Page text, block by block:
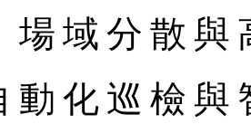
域分散與
化巡檢與